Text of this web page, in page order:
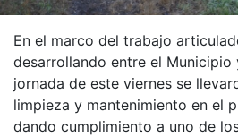
En el marco del trabajo
desarrollando entre el Municipio
jornada de este viernes se
limpieza y mantenimiento en el
dando cumplimiento a uno de